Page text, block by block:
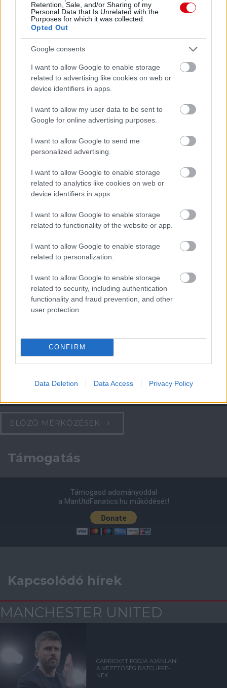
Retention, Sale, and/or Sharing of my
Personal Data that Is Unrelated with the
Purposes for which it was collected.
Opted Out
Google consents
I want to allow Google to enable storage
related to advertising like cookies on web or
device identifiers in apps.
I want to allow my user data to be sent to
Google for online advertising purposes.
I want to allow Google to send me
personalized advertising.
I want to allow Google to enable storage
related to analytics like cookies on web or
device identifiers in apps.
I want to allow Google to enable storage
related to functionality of the website or app.
I want to allow Google to enable storage
related to personalization.
I want to allow Google to enable storage
related to security, including authentication
functionality and fraud prevention, and other
user protection.
CONFIRM
Data Deletion Data Access Privacy Policy
Meccs Center
Manchester United
Felkészülési szezon 4. mérkőzés
Nya Ullevi, Göteborg
1 nap 10 óra 17 perc 25 másodperc
Manchester United 2026-08-12 20:30
ELŐZŐ MÉRKŐZÉSEK
Támogatás
Támogasd adományoddal
a ManUtdFanatics.hu működését!
Kapcsolódó hírek
MANCHESTER UNITED
CARRICKET FOGJA AJÁNLANI
A VEZETŐSÉG RATCLIFFE-
NEK